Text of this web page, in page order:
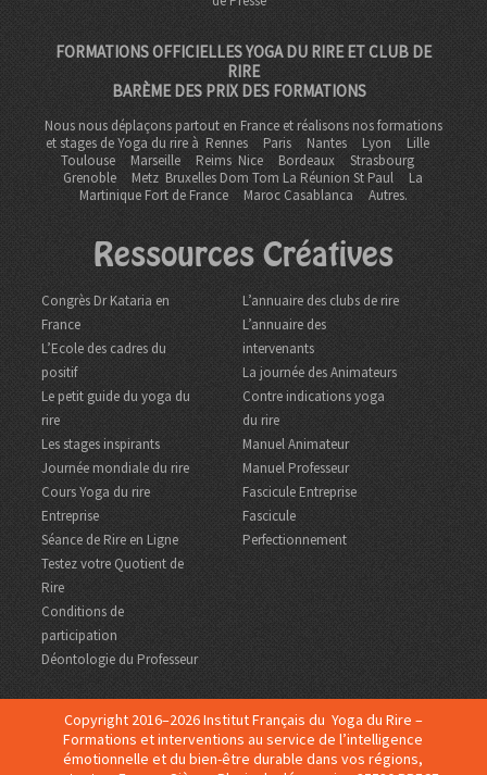
FORMATIONS OFFICIELLES YOGA DU RIRE ET CLUB DE
RIRE
BARÈME DES PRIX DES FORMATIONS
Nous nous déplaçons partout en France et réalisons nos formations
et stages de Yoga du rire à Rennes Paris Nantes Lyon
Lille
Toulouse
Marseille Reims Nice Bordeaux
Strasbourg
Grenoble
Metz Bruxelles Dom TomLa Réunion St Paul
La
Martinique Fort de France
Maroc Casablanca Autres.
Ressources Créatives
Congrès Dr Kataria en
France
L’Ecole des cadres du
positif
Le petit guide du yoga du
rire
Les stages inspirants
Journée mondiale du rire
Cours Yoga du rire
Entreprise
Séance de Rire en Ligne
Testez votre Quotient de
Rire
Conditions de
participation
Déontologie du Professeur
L’annuaire des clubs de rire
L’annuaire des
intervenants
La journée des Animateurs
Contre indications yoga
du rire
Manuel Animateur
Manuel Professeur
Fascicule Entreprise
Fascicule
Perfectionnement
Copyright 2016–2026 Institut Français du Yoga du Rire –
Formations et interventions au service de l’intelligence
émotionnelle et du bien-être durable dans vos régions,